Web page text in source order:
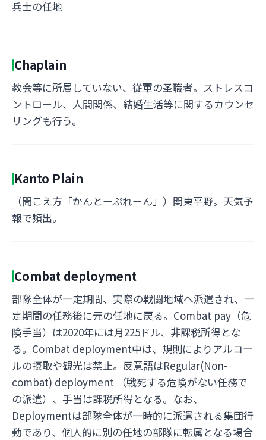
兵士の任地
Chaplain
教会等に所属していない、従軍の圣職者。ストレスコ
ントロール、人間関係、結婚生活等に関するカウンセ
リングも行う。
Kanto Plain
（聞こえ方「かんとーぷれーん」）関東平野。天気予
報で頻出。
Combat deployment
部隊全体が一定期間、実際の戦闘地域へ派遣され、一
定期間の任務後に元の任地に戻る。Combat pay（危
険手当）は2020年には月225ドル、非課税所得とな
る。Combat deployment中は、規則によりアルコー
ルの摂取や観光は禁止。反意語はRegular(Non-
combat) deployment （戦死する危険がない任務で
の派遣）、手当は課税所得となる。なお、
Deploymentは部隊全体が一時的に派遣される集団行
動であり、個人的に別の任地の部隊に転属となる場合